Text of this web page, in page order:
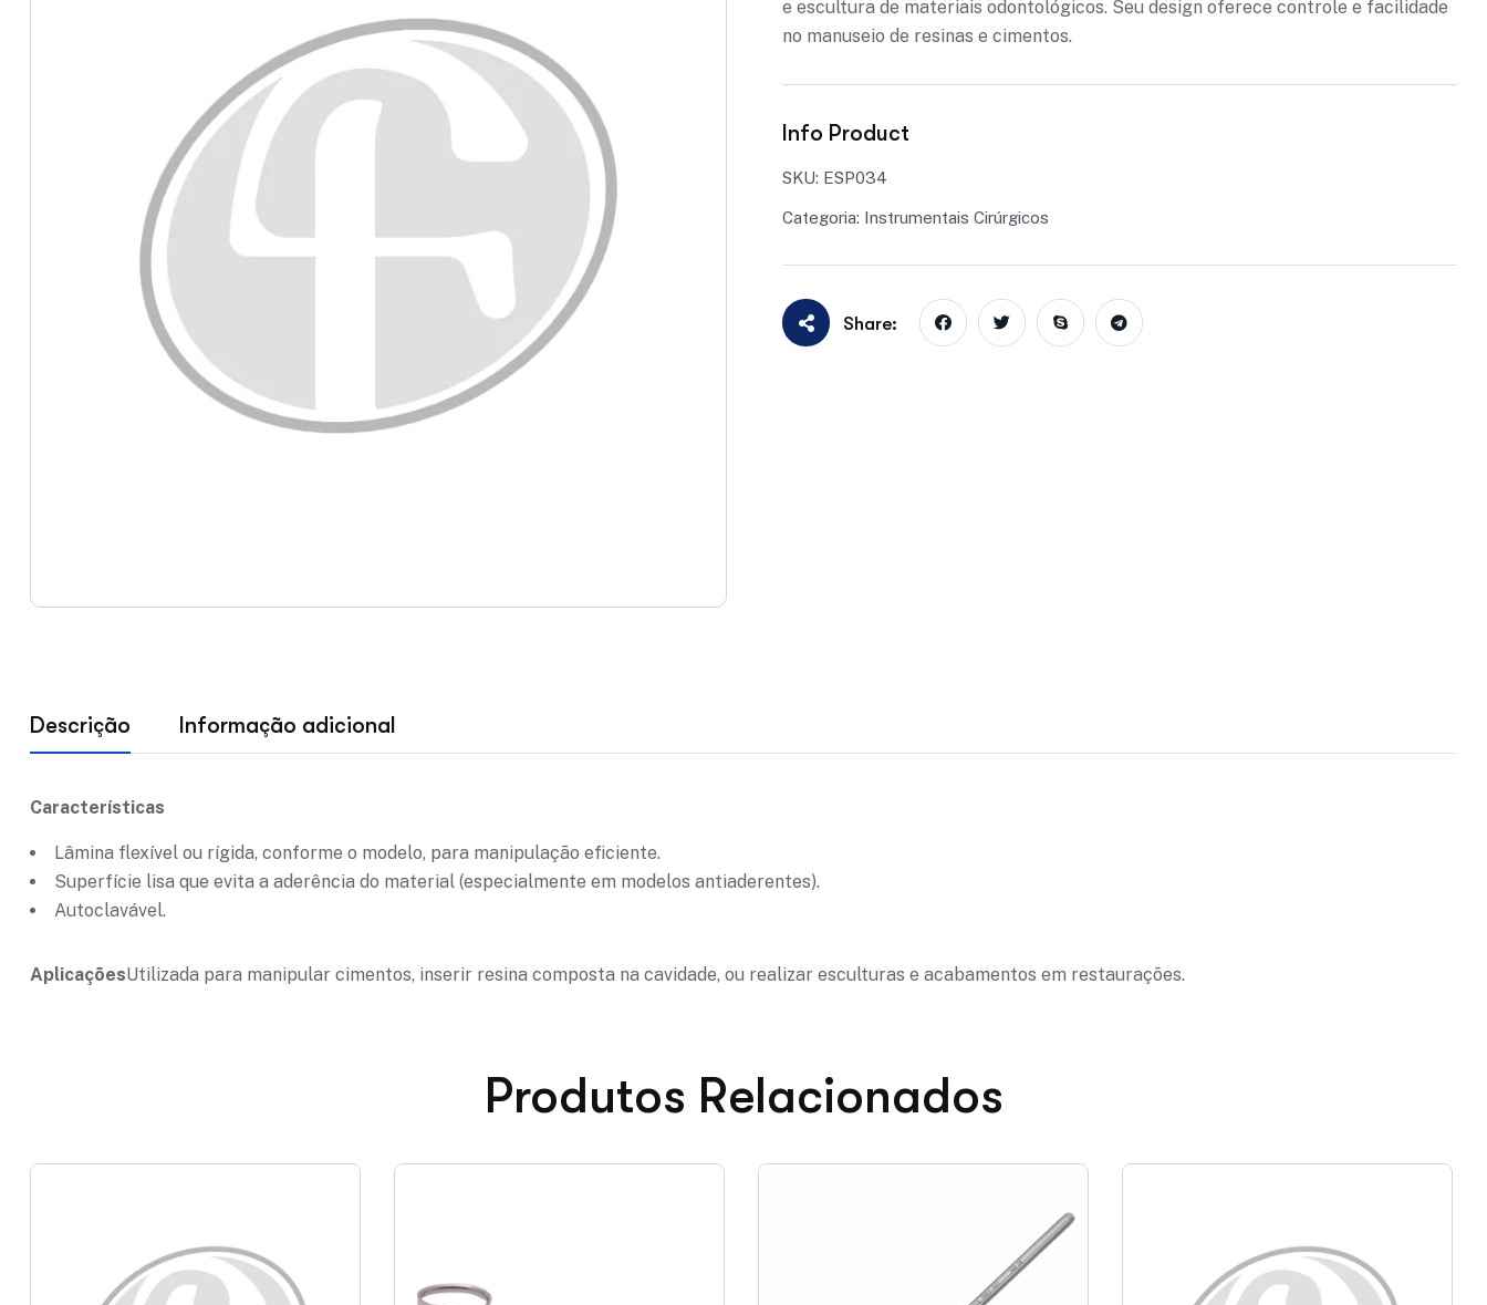
e escultura de materiais odontológicos. Seu design oferece controle e facilidade
no manuseio de resinas e cimentos.
Info Product
SKU: ESP034
Categoria: Instrumentais Cirúrgicos
Share:
Descrição Informação adicional
Características
Lâmina flexível ou rígida, conforme o modelo, para manipulação eficiente.
Superfície lisa que evita a aderência do material (especialmente em modelos antiaderentes).
Autoclavável.
AplicaçõesUtilizada para manipular cimentos, inserir resina composta na cavidade, ou realizar esculturas e acabamentos em restaurações.
Produtos Relacionados